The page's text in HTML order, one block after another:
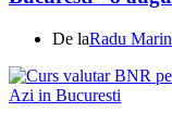
De laRadu
Azi in Bucuresti